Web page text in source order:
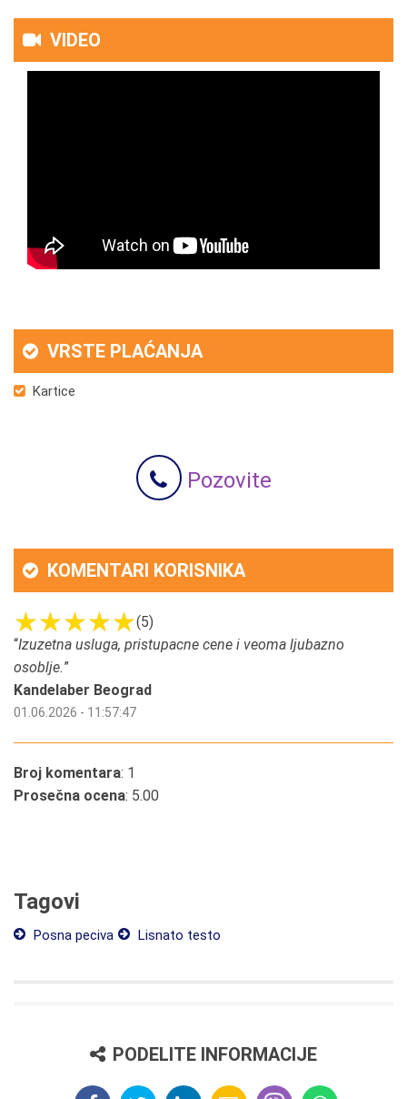
VIDEO
VRSTE PLAĆANJA
Kartice
Pozovite
KOMENTARI KORISNIKA
(5)
“Izuzetna usluga, pristupacne cene i veoma ljubazno
osoblje.”
Kandelaber Beograd
01.06.2026 - 11:57:47
Broj komentara: 1
Prosečna ocena: 5.00
Tagovi
Posna peciva Lisnato testo
PODELITE INFORMACIJE